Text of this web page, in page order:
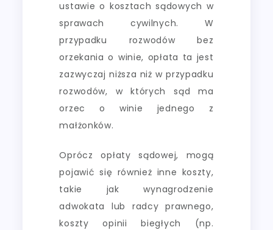
ustawie o kosztach sądowych w
sprawach cywilnych. W
przypadku rozwodów bez
orzekania o winie, opłata ta jest
zazwyczaj niższa niż w przypadku
rozwodów, w których sąd ma
orzec o winie jednego z
małżonków.
Oprócz opłaty sądowej, mogą
pojawić się również inne koszty,
takie jak wynagrodzenie
adwokata lub radcy prawnego,
koszty opinii biegłych (np.